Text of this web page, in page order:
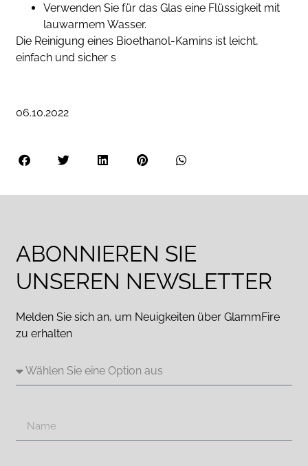
Verwenden Sie für das Glas eine Flüssigkeit mit
lauwarmem Wasser.
Die Reinigung eines Bioethanol-Kamins ist leicht,
einfach und sicher s
06.10.2022
ABONNIEREN SIE
UNSEREN NEWSLETTER
Melden Sie sich an, um Neuigkeiten über GlammFire
zu erhalten